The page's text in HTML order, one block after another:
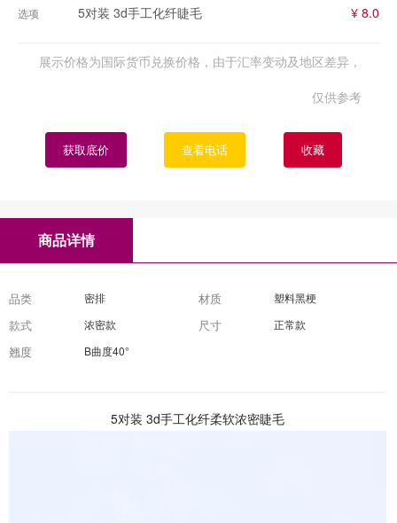
选项 5对装 3d手工化纤睫毛 ¥ 8.0
展示价格为国际货币兑换价格，由于汇率变动及地区差异，
仅供参考
获取底价 查看电话 收藏
商品详情
品类 密排 材质 塑料黑梗
款式 浓密款 尺寸 正常款
翘度 B曲度40°
5对装 3d手工化纤柔软浓密睫毛